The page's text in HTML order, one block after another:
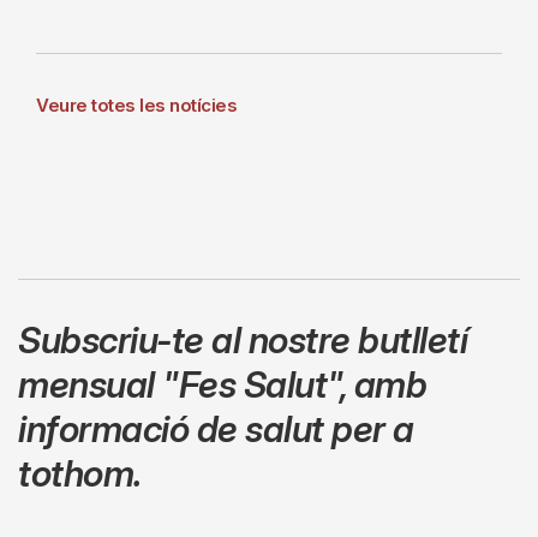
Veure totes les notícies
Subscriu-te al nostre butlletí
mensual "Fes Salut",amb
informació de salut per a
tothom.